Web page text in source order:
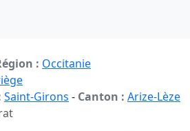
: Occitanie
Saint-Girons - Canton : Arize-Lèze